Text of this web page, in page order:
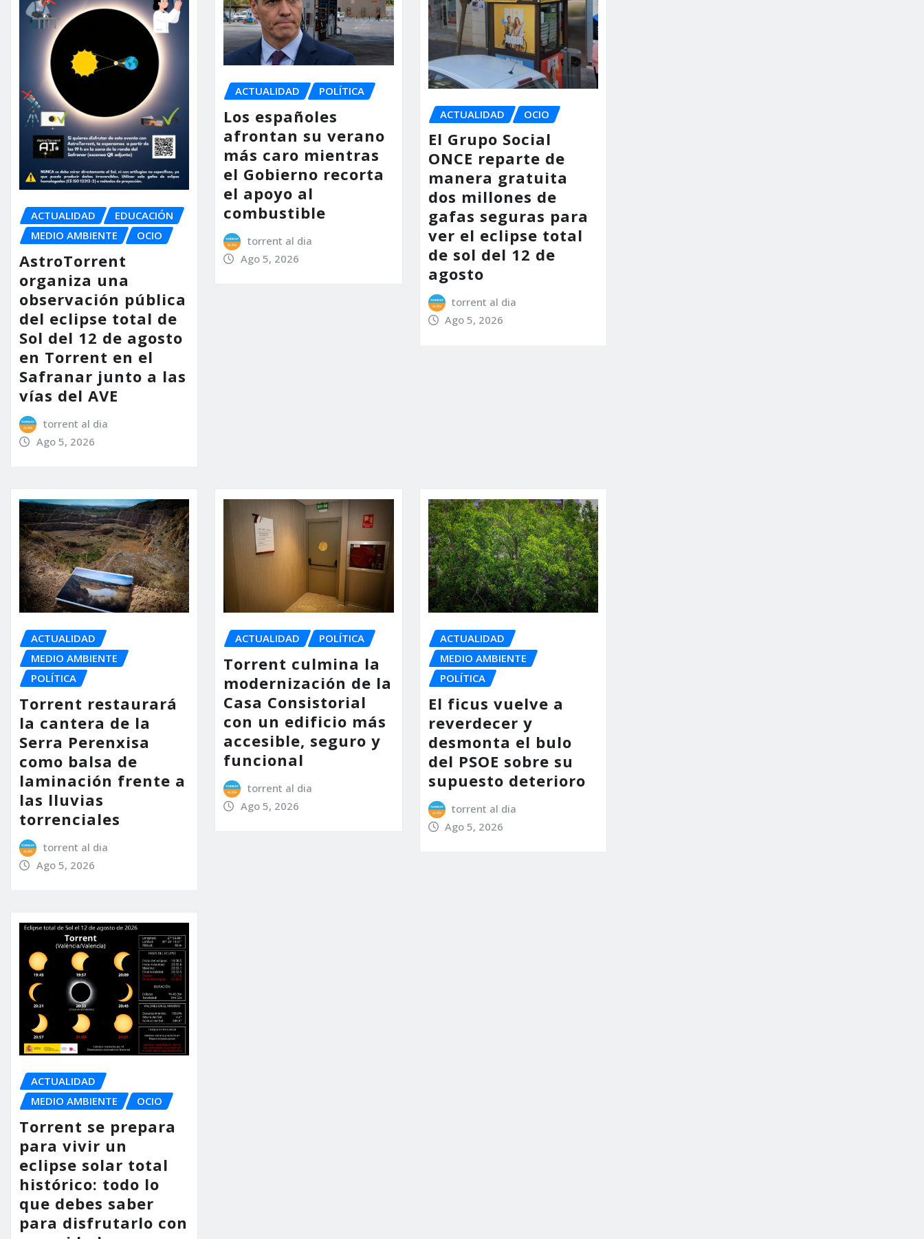
ACTUALIDAD
EDUCACIÓN
MEDIO AMBIENTE
OCIO
AstroTorrent
organiza una
observación pública
del eclipse total de
Sol del 12 de agosto
en Torrent en el
Safranar junto a las
vías del AVE
torrent al dia
Ago 5, 2026
ACTUALIDAD POLÍTICA
Los españoles
afrontan su verano
más caro mientras
el Gobierno recorta
el apoyo al
combustible
torrent al dia
Ago 5, 2026
ACTUALIDAD OCIO
El Grupo Social
ONCE reparte de
manera gratuita
dos millones de
gafas seguras para
ver el eclipse total
de sol del 12 de
agosto
torrent al dia
Ago 5, 2026
ACTUALIDAD
MEDIO AMBIENTE
POLÍTICA
Torrent restaurará
la cantera de la
Serra Perenxisa
como balsa de
laminación frente a
las lluvias
torrenciales
torrent al dia
Ago 5, 2026
ACTUALIDAD POLÍTICA
Torrent culmina la
modernización de la
Casa Consistorial
con un edificio más
accesible, seguro y
funcional
torrent al dia
Ago 5, 2026
ACTUALIDAD
MEDIO AMBIENTE
POLÍTICA
El ficus vuelve a
reverdecer y
desmonta el bulo
del PSOE sobre su
supuesto deterioro
torrent al dia
Ago 5, 2026
ACTUALIDAD
MEDIO AMBIENTE
OCIO
Torrent se prepara
para vivir un
eclipse solar total
histórico: todo lo
que debes saber
para disfrutarlo con